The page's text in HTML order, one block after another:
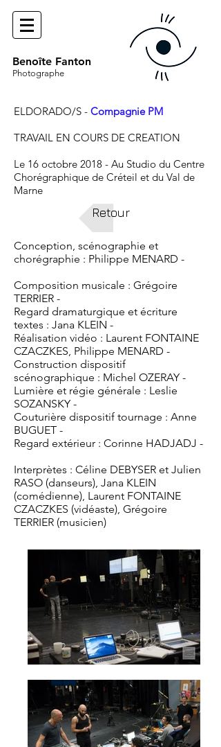
Benoîte Fanton
Photographe
ELDORADO/S - Compagnie PM
TRAVAIL EN COURS DE CREATION
Le 16 octobre 2018 - Au Studio du Centre
Chorégraphique de Créteil et du Val de
Marne
Retour
Conception, scénographie et
chorégraphie : Philippe MENARD -
Composition musicale : Grégoire
TERRIER -
Regard dramaturgique et écriture
textes : Jana KLEIN -
Réalisation vidéo : Laurent FONTAINE
CZACZKES, Philippe MENARD -
Construction dispositif
scénographique : Michel OZERAY -
Lumière et régie générale : Leslie
SOZANSKY -
Couturière dispositif tournage : Anne
BUGUET -
Regard extérieur : Corinne HADJADJ -
Interprètes : Céline DEBYSER et Julien
RASO (danseurs), Jana KLEIN
(comédienne), Laurent FONTAINE
CZACZKES (vidéaste), Grégoire
TERRIER (musicien)